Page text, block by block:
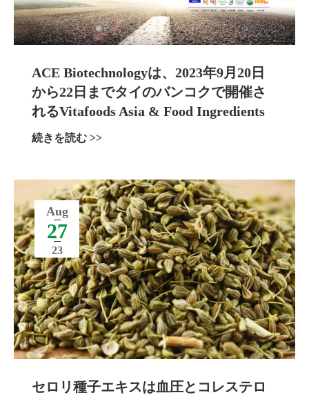
ACE Biotechnologyは、2023年9月20日
から22日までタイのバンコクで開催さ
れるVitafoods Asia & Food Ingredients
Asiaに参加します。
続きを読む >>
Aug
27
23
セロリ種子エキスは血圧とコレステロ